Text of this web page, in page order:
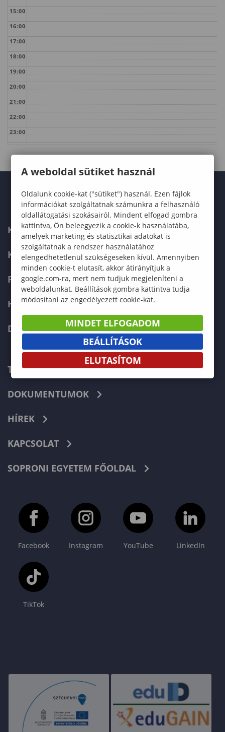
15:00
16:00
17:00
18:00
19:00
20:00
21:00
22:00
23:00
KARUNK
KÉPZÉSEK
FELVÉTELIZŐKNEK
HALLGATÓKNAK
DOKTORI ISKOLA
TELEFONKÖNYV
DOKUMENTUMOK
HÍREK
KAPCSOLAT
SOPRONI EGYETEM FŐOLDAL
Facebook Instagram YouTube LinkedIn
TikTok
A weboldal sütiket használ
Oldalunk cookie-kat ("sütiket") használ. Ezen fájlok
információkat szolgáltatnak számunkra a felhasználó
oldallátogatási szokásairól. Mindent elfogad gombra
kattintva, Ön beleegyezik a cookie-k használatába,
amelyek marketing és statisztikai adatokat is
szolgáltatnak a rendszer használatához
elengedhetetlenül szükségeseken kívül. Amennyiben
minden cookie-t elutasít, akkor átirányítjuk a
google.com-ra, mert nem tudjuk megjeleníteni a
weboldalunkat. Beállítások gombra kattintva tudja
módosítani az engedélyezett cookie-kat.
MINDET ELFOGADOM
BEÁLLÍTÁSOK
ELUTASÍTOM